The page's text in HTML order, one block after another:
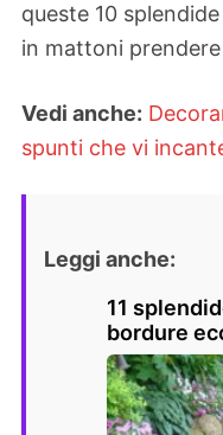
queste 10
in mattoni
Vedi anche:
spunti che vi
Leggi anche:
11
bordure